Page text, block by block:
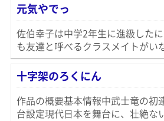
元気やでっ
佐伯幸子は中学2年生に進級した
も友達と呼べるクラスメイトが
十字架のろくにん
作品の概要基本情報中武士竜の初
台設定現代日本を舞台に、壮絶